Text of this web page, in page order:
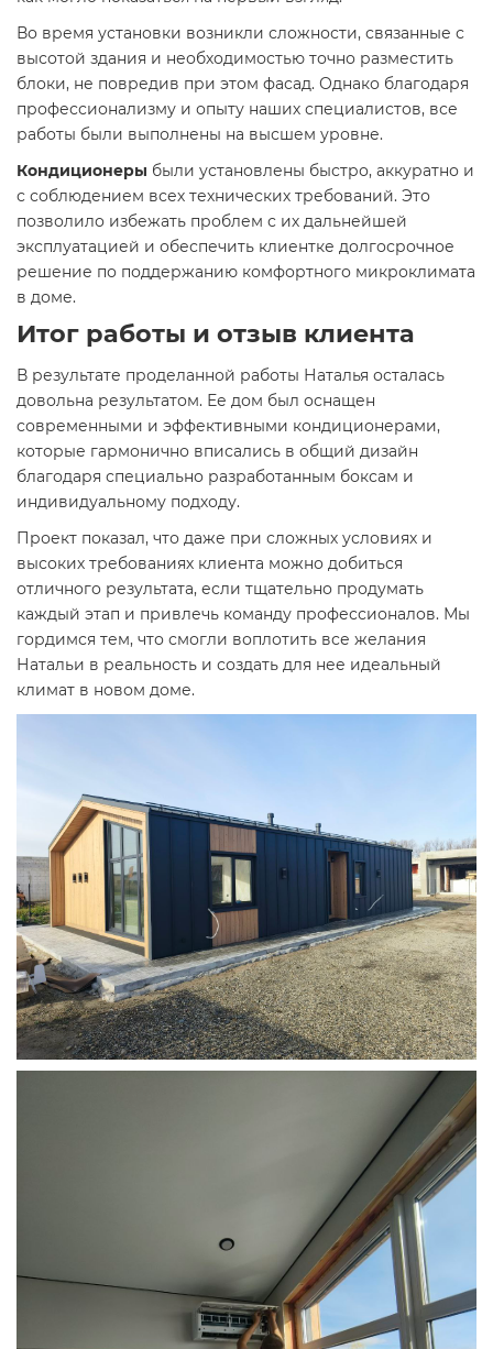
Во время установки возникли сложности, связанные с
высотой здания и необходимостью точно разместить
блоки, не повредив при этом фасад. Однако благодаря
профессионализму и опыту наших специалистов, все
работы были выполнены на высшем уровне.
Кондиционеры были установлены быстро, аккуратно и
с соблюдением всех технических требований. Это
позволило избежать проблем с их дальнейшей
эксплуатацией и обеспечить клиентке долгосрочное
решение по поддержанию комфортного микроклимата
в доме.
Итог работы и отзыв клиента
В результате проделанной работы Наталья осталась
довольна результатом. Ее дом был оснащен
современными и эффективными кондиционерами,
которые гармонично вписались в общий дизайн
благодаря специально разработанным боксам и
индивидуальному подходу.
Проект показал, что даже при сложных условиях и
высоких требованиях клиента можно добиться
отличного результата, если тщательно продумать
каждый этап и привлечь команду профессионалов. Мы
гордимся тем, что смогли воплотить все желания
Натальи в реальность и создать для нее идеальный
климат в новом доме.